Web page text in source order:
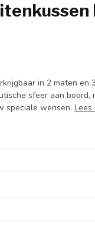
in 2 maten en
sfeer aan boord,
speciale wensen.Lees